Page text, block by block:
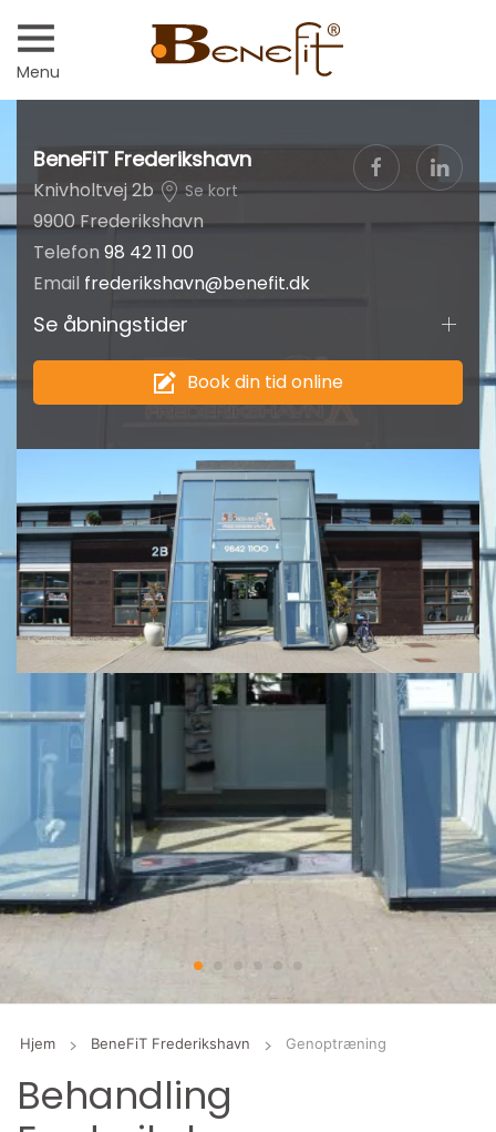
Menu
BeneFiT Frederikshavn
Knivholtvej 2b Se kort
9900 Frederikshavn
Telefon 98 42 11 00
Email frederikshavn@benefit.dk
Se åbningstider
Book din tid online
Hjem BeneFiT Frederikshavn Genoptræning
Behandling